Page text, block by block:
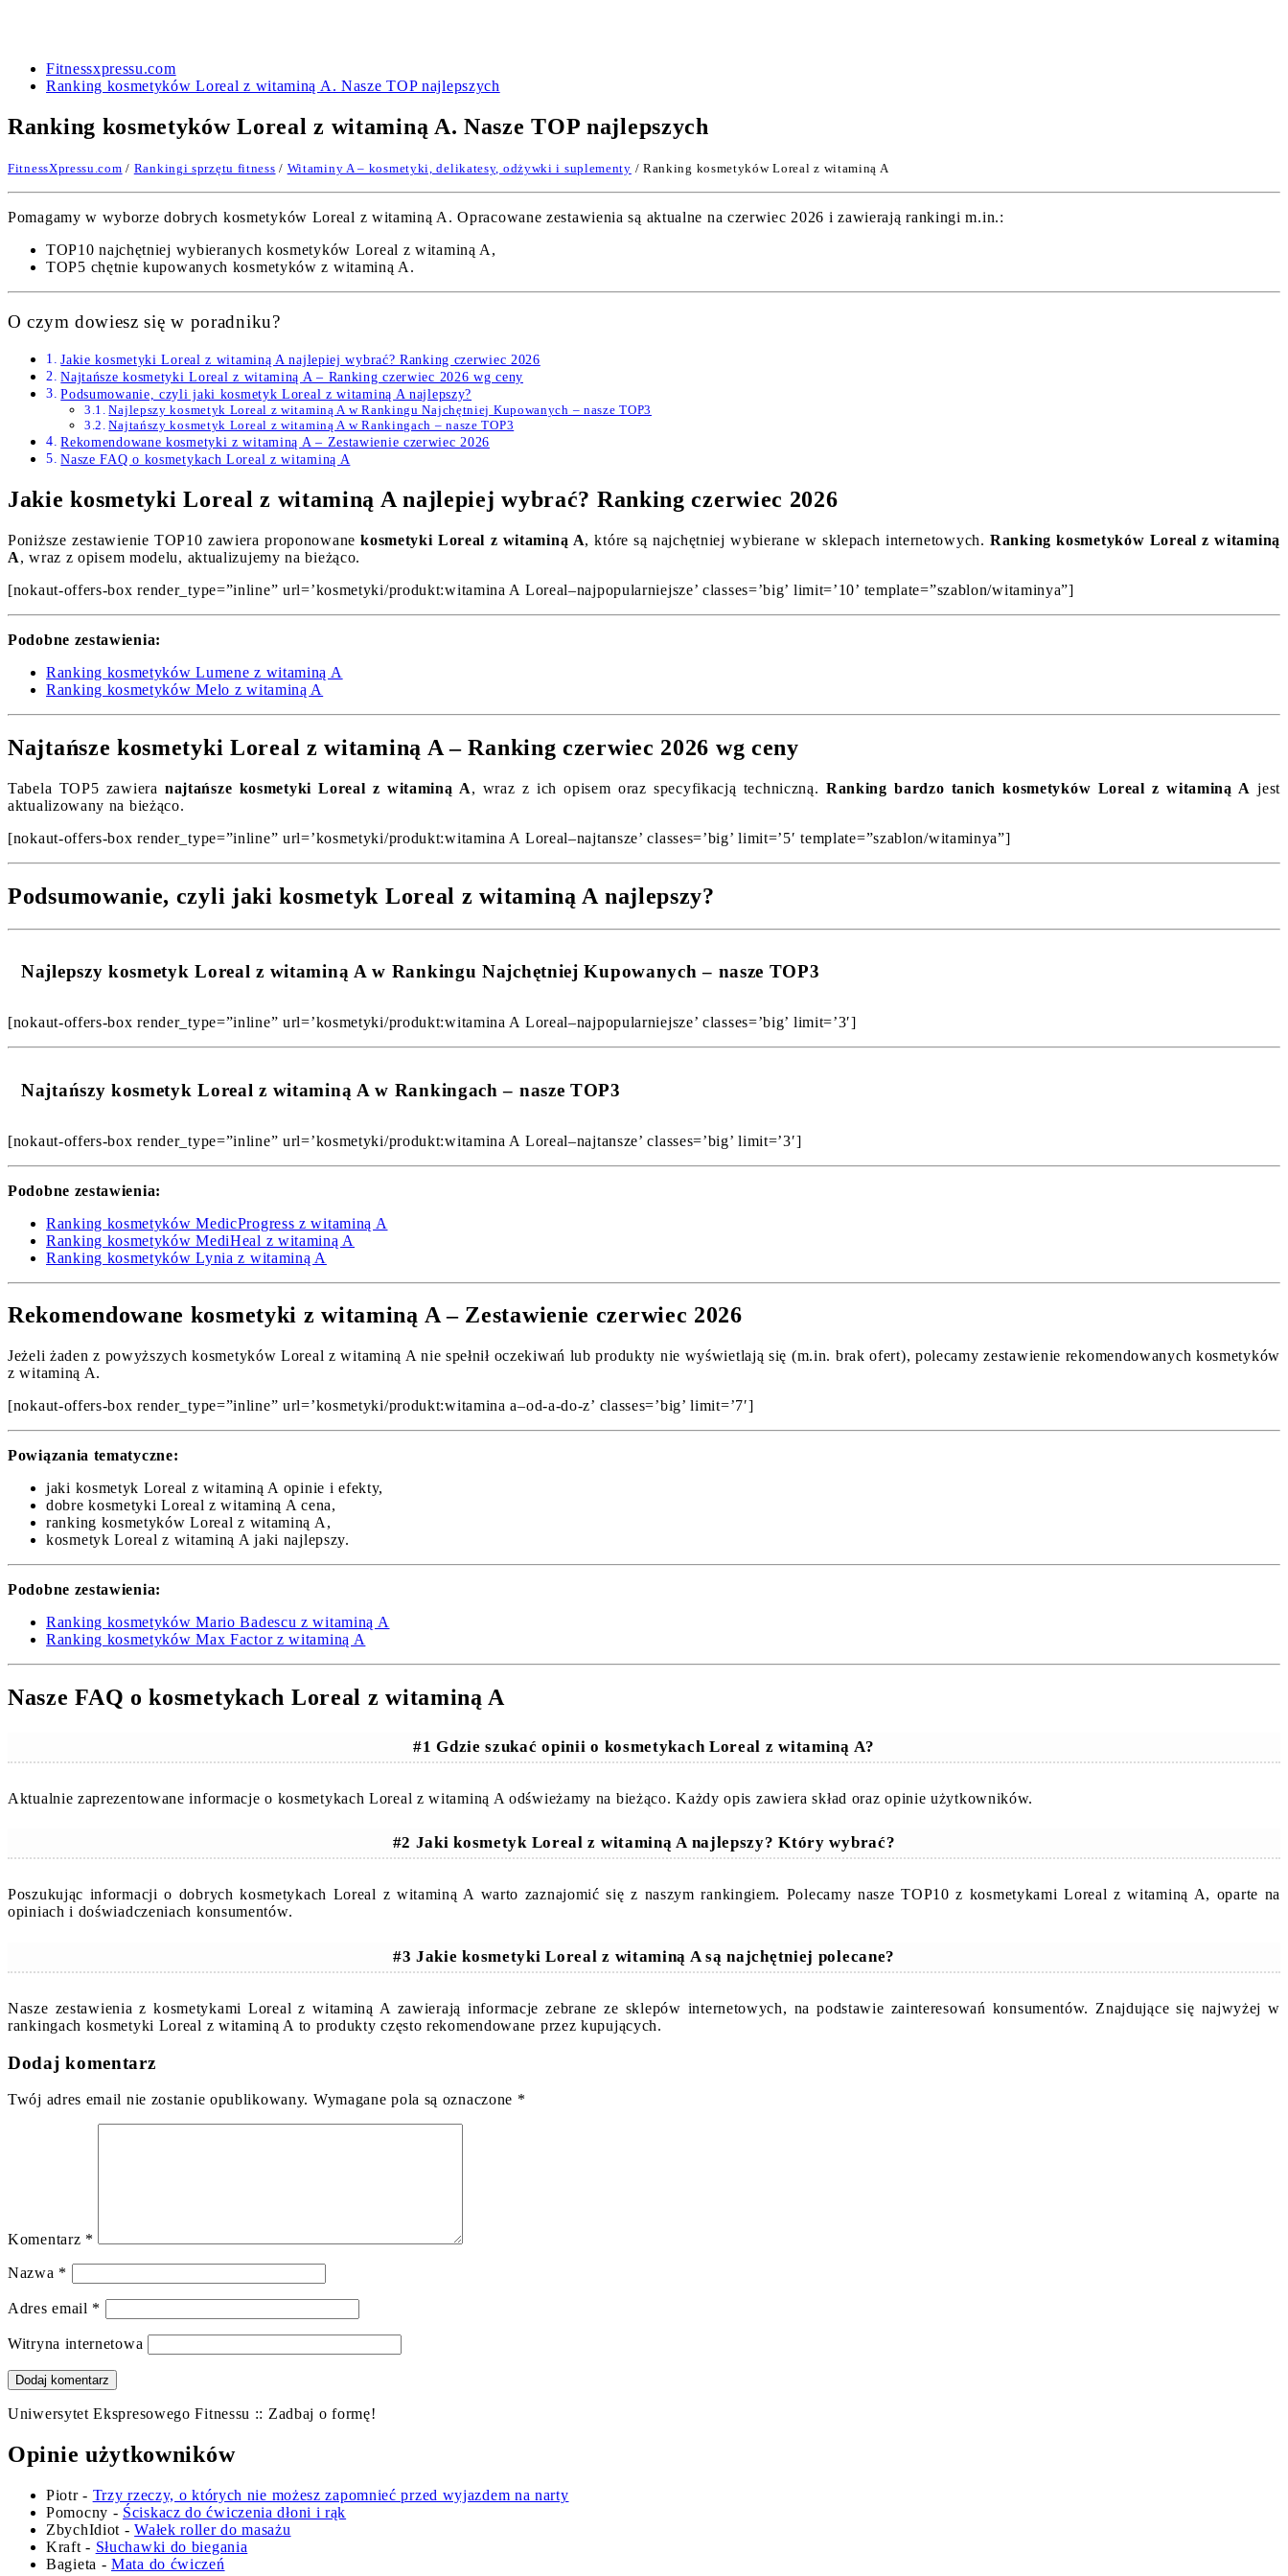
Fitnessxpressu.com
Ranking kosmetyków Loreal z witaminą A. Nasze TOP najlepszych
Ranking kosmetyków Loreal z witaminą A. Nasze TOP najlepszych
FitnessXpressu.com / Rankingi sprzętu fitness / Witaminy A – kosmetyki, delikatesy, odżywki i suplementy / Ranking kosmetyków Loreal z witaminą A
Pomagamy w wyborze dobrych kosmetyków Loreal z witaminą A. Opracowane zestawienia są aktualne na czerwiec 2026 i zawierają rankingi m.in.:
TOP10 najchętniej wybieranych kosmetyków Loreal z witaminą A,
TOP5 chętnie kupowanych kosmetyków z witaminą A.
O czym dowiesz się w poradniku?
Jakie kosmetyki Loreal z witaminą A najlepiej wybrać? Ranking czerwiec 2026
Najtańsze kosmetyki Loreal z witaminą A – Ranking czerwiec 2026 wg ceny
Podsumowanie, czyli jaki kosmetyk Loreal z witaminą A najlepszy?
Najlepszy kosmetyk Loreal z witaminą A w Rankingu Najchętniej Kupowanych – nasze TOP3
Najtańszy kosmetyk Loreal z witaminą A w Rankingach – nasze TOP3
Rekomendowane kosmetyki z witaminą A – Zestawienie czerwiec 2026
Nasze FAQ o kosmetykach Loreal z witaminą A
Jakie kosmetyki Loreal z witaminą A najlepiej wybrać? Ranking czerwiec 2026
Poniższe zestawienie TOP10 zawiera proponowanekosmetyki Loreal z witaminą A, które są najchętniej wybierane w sklepach internetowych.Ranking kosmetyków Loreal z witaminą
A, wraz z opisem modelu, aktualizujemy na bieżąco.
[nokaut-offers-box render_type=”inline” url=’kosmetyki/produkt:witamina A Loreal–najpopularniejsze’ classes=’big’ limit=’10’ template=”szablon/witaminya”]
Podobne zestawienia:
Ranking kosmetyków Lumene z witaminą A
Ranking kosmetyków Melo z witaminą A
Najtańsze kosmetyki Loreal z witaminą A – Ranking czerwiec 2026 wg ceny
Tabela TOP5 zawiera najtańsze kosmetyki Loreal z witaminą A, wraz z ich opisem oraz specyfikacją techniczną. Ranking bardzo tanich kosmetyków Loreal z witaminą A jest
aktualizowany na bieżąco.
[nokaut-offers-box render_type=”inline” url=’kosmetyki/produkt:witamina A Loreal–najtansze’ classes=’big’ limit=’5′ template=”szablon/witaminya”]
Podsumowanie, czyli jaki kosmetyk Loreal z witaminą A najlepszy?
Najlepszy kosmetyk Loreal z witaminą A w Rankingu Najchętniej Kupowanych – nasze TOP3
[nokaut-offers-box render_type=”inline” url=’kosmetyki/produkt:witamina A Loreal–najpopularniejsze’ classes=’big’ limit=’3′]
Najtańszy kosmetyk Loreal z witaminą A w Rankingach – nasze TOP3
[nokaut-offers-box render_type=”inline” url=’kosmetyki/produkt:witamina A Loreal–najtansze’ classes=’big’ limit=’3′]
Podobne zestawienia:
Ranking kosmetyków MedicProgress z witaminą A
Ranking kosmetyków MediHeal z witaminą A
Ranking kosmetyków Lynia z witaminą A
Rekomendowane kosmetyki z witaminą A – Zestawienie czerwiec 2026
Jeżeli żaden z powyższych kosmetyków Loreal z witaminą A nie spełnił oczekiwań lub produkty nie wyświetlają się (m.in. brak ofert), polecamy zestawienie rekomendowanych kosmetyków
z witaminą A.
[nokaut-offers-box render_type=”inline” url=’kosmetyki/produkt:witamina a–od-a-do-z’ classes=’big’ limit=’7′]
Powiązania tematyczne:
jaki kosmetyk Loreal z witaminą A opinie i efekty,
dobre kosmetyki Loreal z witaminą A cena,
ranking kosmetyków Loreal z witaminą A,
kosmetyk Loreal z witaminą A jaki najlepszy.
Podobne zestawienia:
Ranking kosmetyków Mario Badescu z witaminą A
Ranking kosmetyków Max Factor z witaminą A
Nasze FAQ o kosmetykach Loreal z witaminą A
#1 Gdzie szukać opinii o kosmetykach Loreal z witaminą A?
Aktualnie zaprezentowane informacje o kosmetykach Loreal z witaminą A odświeżamy na bieżąco. Każdy opis zawiera skład oraz opinie użytkowników.
#2 Jaki kosmetyk Loreal z witaminą A najlepszy? Który wybrać?
Poszukując informacji o dobrych kosmetykach Loreal z witaminą A warto zaznajomić się z naszym rankingiem. Polecamy nasze TOP10 z kosmetykami Loreal z witaminą A, oparte na
opiniach i doświadczeniach konsumentów.
#3 Jakie kosmetyki Loreal z witaminą A są najchętniej polecane?
Nasze zestawienia z kosmetykami Loreal z witaminą A zawierają informacje zebrane ze sklepów internetowych, na podstawie zainteresowań konsumentów. Znajdujące się najwyżej w
rankingach kosmetyki Loreal z witaminą A to produkty często rekomendowane przez kupujących.
Dodaj komentarz
Twój adres email nie zostanie opublikowany. Wymagane pola są oznaczone *
Komentarz *
Nazwa *
Adres email *
Witryna internetowa
Uniwersytet Ekspresowego Fitnessu :: Zadbaj o formę!
Opinie użytkowników
Piotr- Trzy rzeczy, o których nie możesz zapomnieć przed wyjazdem na narty
Pomocny - Ściskacz do ćwiczenia dłoni i rąk
ZbychIdiot -Wałek roller do masażu
Kraft - Słuchawki do biegania
Bagieta -Mata do ćwiczeń